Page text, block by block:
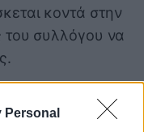
Personal
κοντά στην
του συλλόγου να
στη Novibet με το